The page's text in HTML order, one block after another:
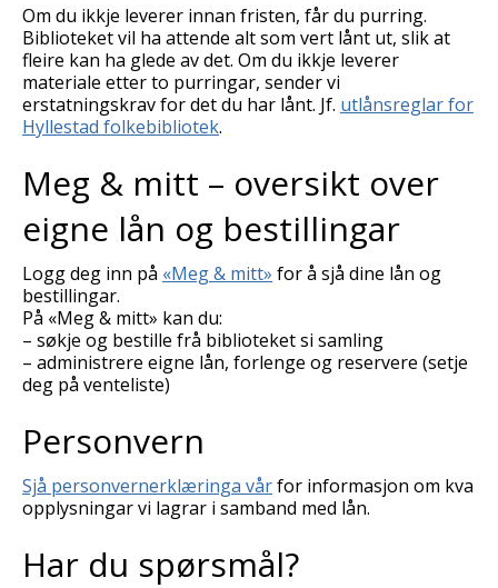
Om du ikkje leverer innan fristen, får du purring.
Biblioteket vil ha attende alt som vert lånt ut, slik at
fleire kan ha glede av det. Om du ikkje leverer
materiale etter to purringar, sender vi
erstatningskrav for det du har lånt. Jf. utlånsreglar for
Hyllestad folkebibliotek.
Meg & mitt – oversikt over
eigne lån og bestillingar
Logg deg inn på «Meg & mitt» for å sjå dine lån og
bestillingar.
På «Meg & mitt» kan du:
– søkje og bestille frå biblioteket si samling
– administrere eigne lån, forlenge og reservere (setje
deg på venteliste)
Personvern
Sjå personvernerklæringa vårfor informasjon om kva
opplysningar vi lagrar i samband med lån.
Har du spørsmål?